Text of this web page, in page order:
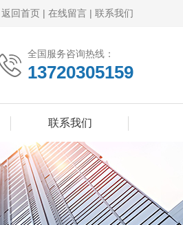
返回首页 | 在线留言 | 联系我们
全国服务咨询热线：
13720305159
联系我们